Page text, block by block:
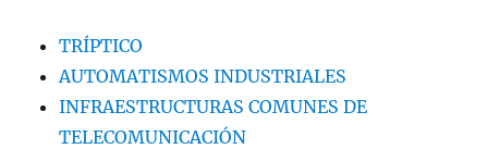
TRÍPTICO
AUTOMATISMOS INDUSTRIALES
INFRAESTRUCTURAS COMUNES DE
TELECOMUNICACIÓN